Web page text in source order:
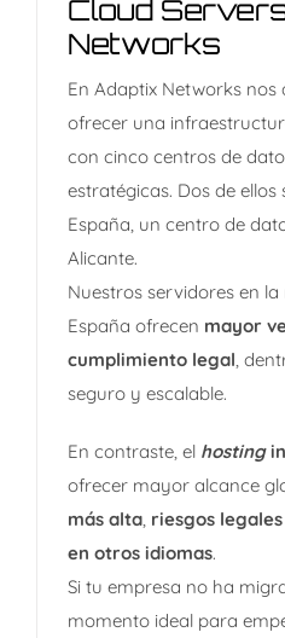
Cloud
Networks
En Adaptix Networks nos
ofrecer una
con cinco centros de
estratégicas. Dos de ellos
España, un centro de
Alicante.
Nuestros servidores en
España ofrecen mayor
cumplimiento legal,
seguro y escalable.
En contraste, el hosting
ofrecer mayor alcance
más alta, riesgos legales
en otros idiomas.
Si tu empresa no ha
momento ideal para